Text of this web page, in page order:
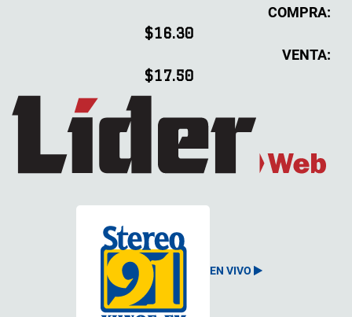
COMPRA:
$16.30
VENTA:
$17.50
EN VIVO